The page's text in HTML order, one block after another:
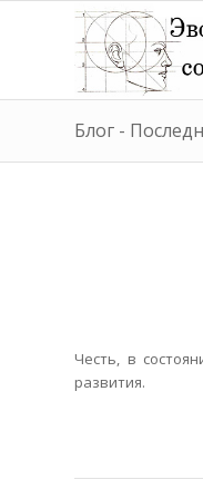
Блог -
Честь, в
развития.